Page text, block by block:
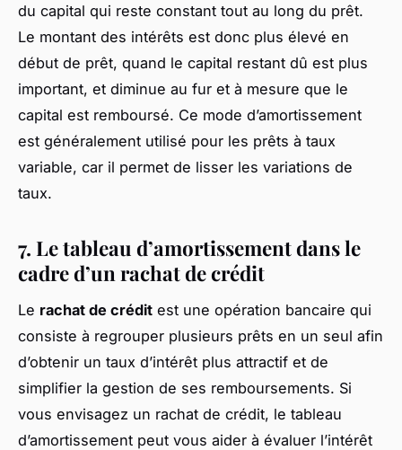
du capital qui reste constant tout au long du prêt.
Le montant des intérêts est donc plus élevé en
début de prêt, quand le capital restant dû est plus
important, et diminue au fur et à mesure que le
capital est remboursé. Ce mode d’amortissement
est généralement utilisé pour les prêts à taux
variable, car il permet de lisser les variations de
taux.
7. Le tableau d’amortissement dans le
cadre d’un rachat de crédit
Le rachat de crédit est une opération bancaire qui
consiste à regrouper plusieurs prêts en un seul afin
d’obtenir un taux d’intérêt plus attractif et de
simplifier la gestion de ses remboursements. Si
vous envisagez un rachat de crédit, le tableau
d’amortissement peut vous aider à évaluer l’intérêt